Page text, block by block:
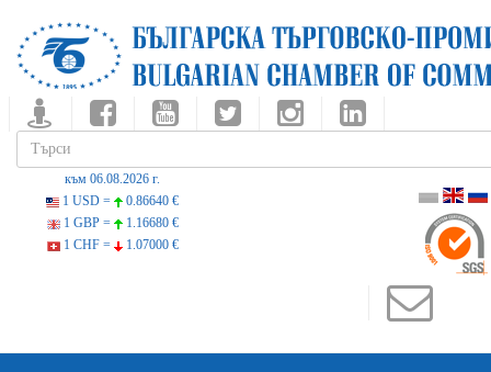
към 06.08.2026 г.
1 USD =
0.86640 €
1 GBP =
1.16680 €
1 CHF =
1.07000 €